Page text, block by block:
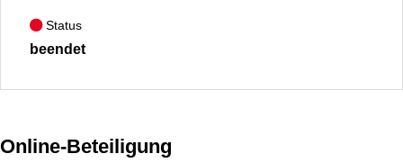
Status
beendet
Online-Beteiligung